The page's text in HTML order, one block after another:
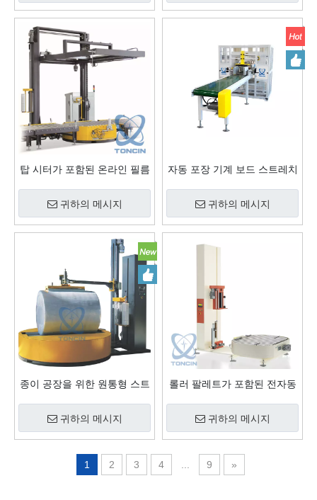
탑 시터가 포함된 온라인 필름
귀하의 메시지
자동 포장 기계 보드 스트레치
귀하의 메시지
종이 공장을 위한 원통형 스트
귀하의 메시지
롤러 팔레트가 포함된 전자동
귀하의 메시지
1 2 3 4 9 »